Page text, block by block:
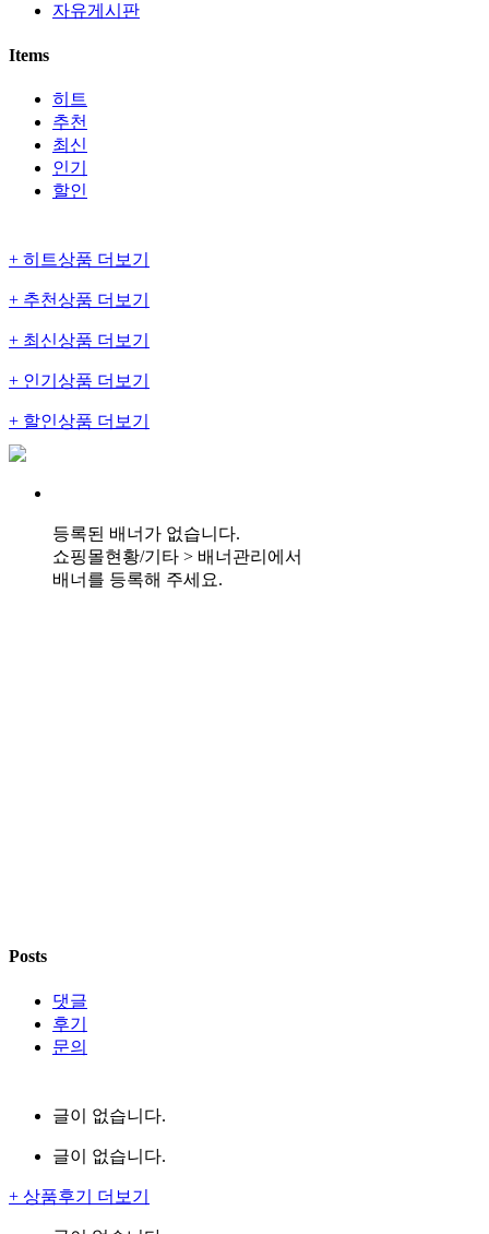
자유게시판
Items
히트
추천
최신
인기
할인
+ 히트상품 더보기
+ 추천상품 더보기
+ 최신상품 더보기
+ 인기상품 더보기
+ 할인상품 더보기
등록된 배너가 없습니다.
쇼핑몰현황/기타 > 배너관리에서
배너를 등록해 주세요.
Posts
댓글
후기
문의
글이 없습니다.
글이 없습니다.
+ 상품후기 더보기